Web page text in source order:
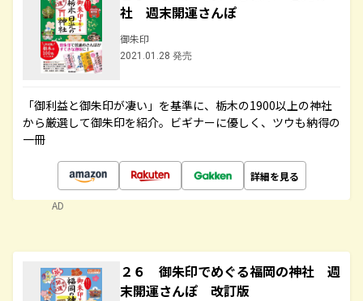
社 週末開運さんぽ
御朱印
2021.01.28 発売
「御利益と御朱印が凄い」を基準に、栃木の1900以上の神社
から厳選して御朱印を紹介。ビギナーに優しく、ツウも納得の
一冊
詳細を見る
AD
２６ 御朱印でめぐる福岡の神社 週
末開運さんぽ 改訂版